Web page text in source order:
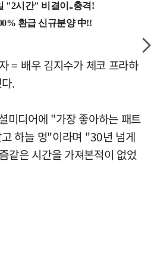
= 배우 김지수가 체코 프라하
.
미디어에 "가장 좋아하는 패트
하늘 멍"이라며 "30년 넘게
같은 시간을 가져본적이 없었